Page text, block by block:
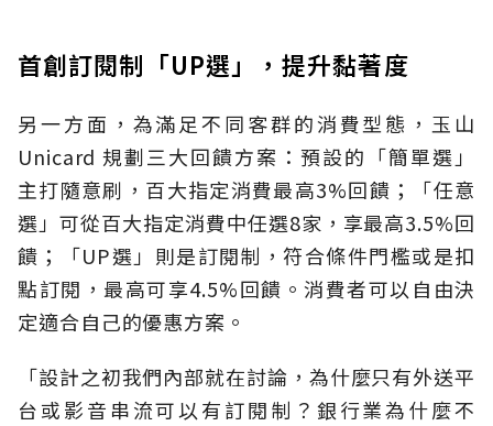
首創訂閱制「UP選」，提升黏著度
另一方面，為滿足不同客群的消費型態，玉山
Unicard 規劃三大回饋方案：預設的「簡單選」
主打隨意刷，百大指定消費最高3%回饋；「任意
選」可從百大指定消費中任選8家，享最高3.5%回
饋；「UP選」則是訂閱制，符合條件門檻或是扣
點訂閱，最高可享4.5%回饋。消費者可以自由決
定適合自己的優惠方案。
「設計之初我們內部就在討論，為什麼只有外送平
台或影音串流可以有訂閱制？銀行業為什麼不